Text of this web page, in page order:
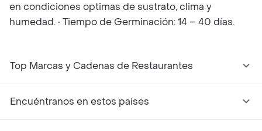
en condiciones optimas de sustrato, clima y
humedad. • Tiempo de Germinación: 14 – 40 días.
Top Marcas y Cadenas de Restaurantes
Encuéntranos en estos países